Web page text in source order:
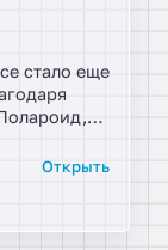
стало еще
печати
кадру,
Открыть